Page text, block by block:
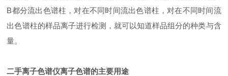
B都分流出色谱柱，对在不同时间流出色谱柱，对在不同时间流
出色谱柱的样品离子进行检测，就可以知道样品组分的种类与含
量。
二手离子色谱仪离子色谱的主要用途